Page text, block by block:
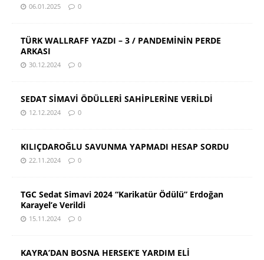
06.01.2025 0
TÜRK WALLRAFF YAZDI – 3 / PANDEMİNİN PERDE
ARKASI
30.12.2024 0
SEDAT SİMAVİ ÖDÜLLERİ SAHİPLERİNE VERİLDİ
12.12.2024 0
KILIÇDAROĞLU SAVUNMA YAPMADI HESAP SORDU
22.11.2024 0
TGC Sedat Simavi 2024 “Karikatür Ödülü” Erdoğan
Karayel’e Verildi
15.11.2024 0
KAYRA’DAN BOSNA HERSEK’E YARDIM ELİ